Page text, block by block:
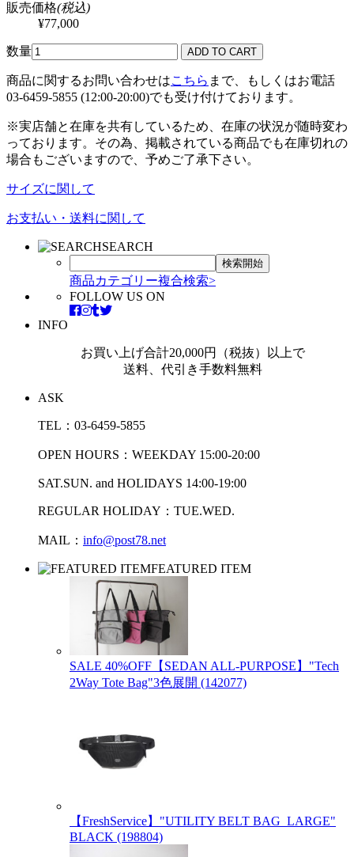
販売価格(税込)
¥77,000
数量
商品に関するお問い合わせはこちら まで、もしくはお電話
03-6459-5855 (12:00-20:00)でも受け付けております。
※実店舗と在庫を共有しているため、在庫の状況が随時変わ
っております。その為、掲載されている商品でも在庫切れの
場合もございますので、予めご了承下さい。
サイズに関して
お支払い・送料に関して
SEARCH
商品カテゴリー複合検索>
FOLLOW US ON
INFO
お買い上げ合計20,000円（税抜）以上で
送料、代引き手数料無料
ASK
TEL：03-6459-5855
OPEN HOURS：WEEKDAY 15:00-20:00
SAT.SUN. and HOLIDAYS 14:00-19:00
REGULAR HOLIDAY：TUE.WED.
MAIL： info@post78.net
FEATURED ITEM
SALE 40%OFF【SEDAN ALL-PURPOSE】"Tech
2Way Tote Bag"3色展開 (142077)
【FreshService】"UTILITY BELT BAG_LARGE"
BLACK (198804)